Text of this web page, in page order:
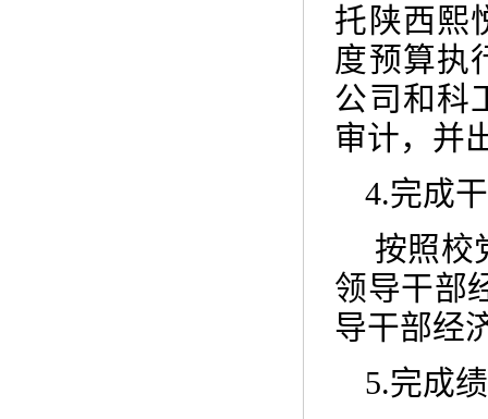
托陕西熙
度预算执
公司和科
审计，并
4.完成
按照校
领导干部
导干部经
5.完成